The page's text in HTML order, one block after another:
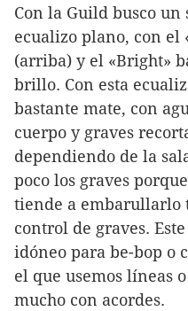
Con la Guild busco un
ecualizo plano, con el
(arriba) y el «Bright»
brillo. Con esta
bastante mate, con
cuerpo y graves
dependiendo de la
poco los graves
tiende a embarullarlo
control de graves.
idóneo para be-bop o
el que usemos líneas
mucho con acordes.